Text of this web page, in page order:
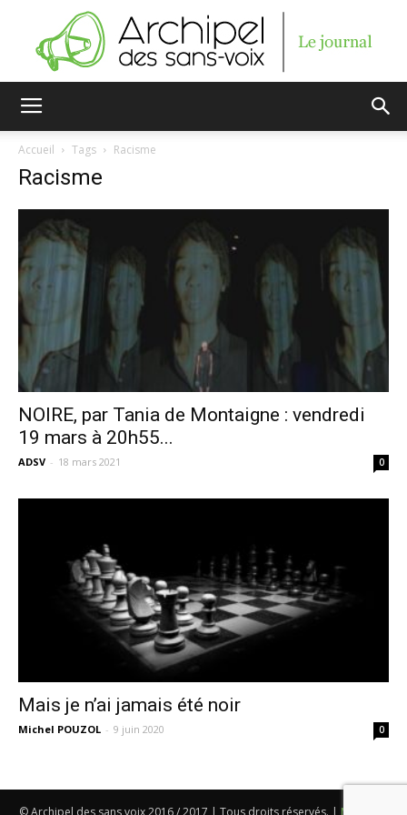
sans-
voix
Accueil Tags Racisme
Racisme
NOIRE, par Tania de Montaigne : vendredi
19 mars à 20h55...
ADSV - 18 mars 2021 0
Mais je n’ai jamais été noir
Michel POUZOL - 9 juin 2020 0
© Archipel des sans voix 2016 / 2017 | Tous droits réservés. | Mentions